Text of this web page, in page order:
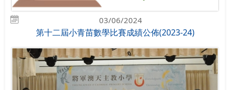
03/06/2024
第十二屆小青苗數學比賽成績公佈(2023-24)